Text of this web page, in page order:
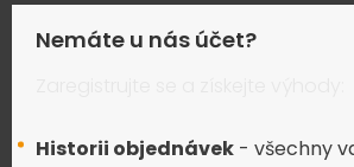
Nemáte u nás účet?
Historii objednávek - všechny